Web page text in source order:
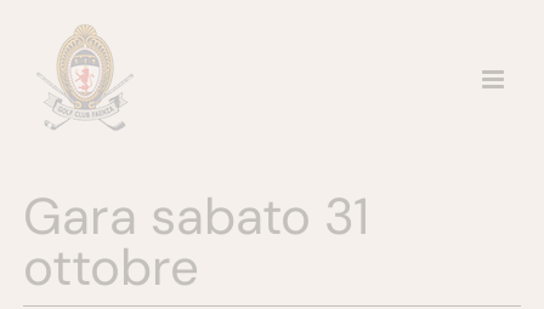
contenuto
Gara sabato 31
ottobre